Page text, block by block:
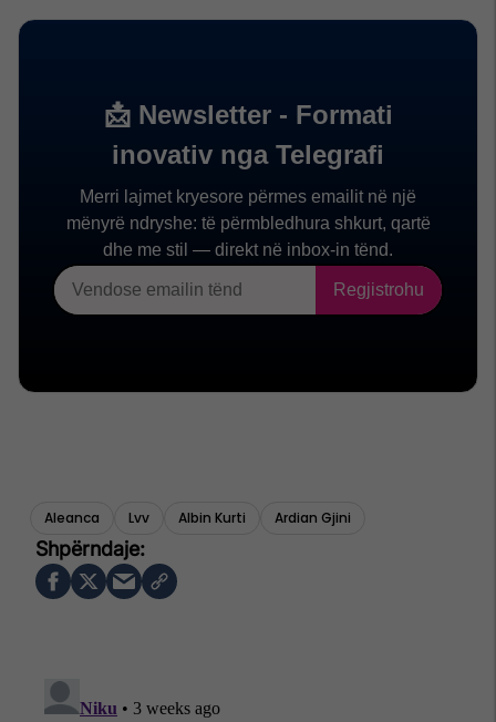
Aleanca Lvv Albin Kurti Ardian Gjini